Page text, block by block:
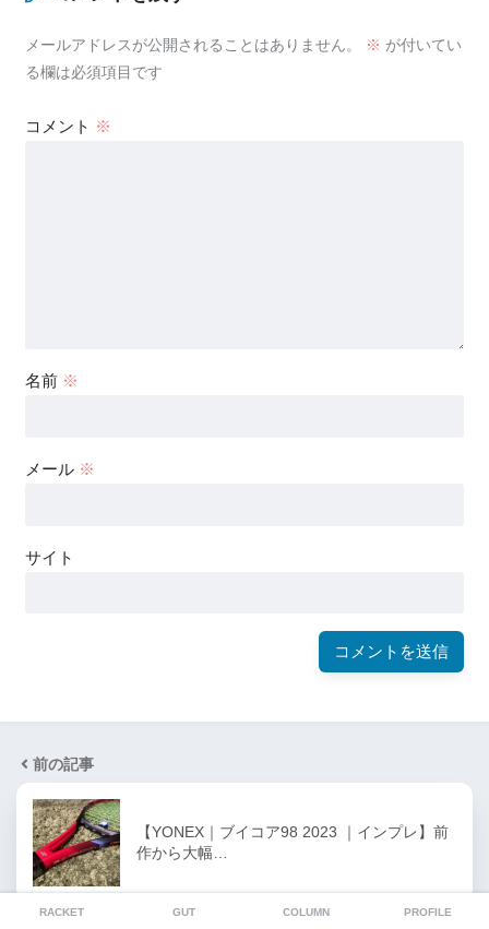
メールアドレスが公開されることはありません。 ※ が付いてい
る欄は必須項目です
コメント ※
名前 ※
メール ※
サイト
前の記事
【YONEX｜ブイコア98 2023 ｜インプレ】前
作から大幅…
RACKET GUT COLUMN PROFILE